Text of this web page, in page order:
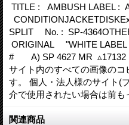
TITLE : AMBUSH LABEL :
SPLIT No. : SP-
ORIGINAL "WHITE
# A) SP 4627 MR
サイト内のすべての画像のコ
す。 個人・法人様のサイト(
介で使用されたい場合は前も
関連商品